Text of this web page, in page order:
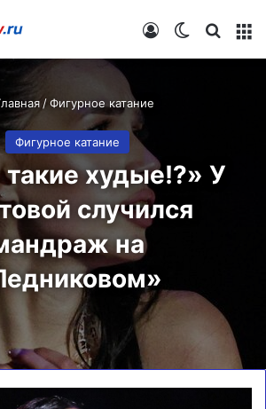
Switch skin
Войти
/Фигурное катание
Фигурное катание
худые!?» У
случился
на